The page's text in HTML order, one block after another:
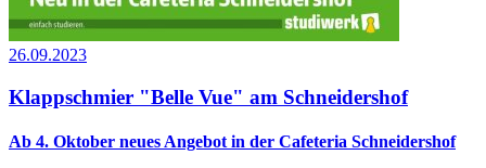
26.09.2023
Klappschmier "Belle Vue" am Schneidershof
Ab 4. Oktober neues Angebot in der Cafeteria Schneidershof